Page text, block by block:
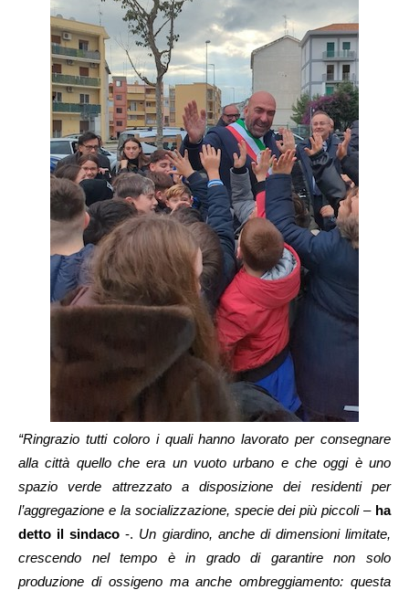
“Ringrazio tutti coloro i quali hanno lavorato per consegnare
alla città quello che era un vuoto urbano e che oggi è uno
spazio verde attrezzato a disposizione dei residenti per
l’aggregazione e la socializzazione, specie dei più piccoli– ha
detto il sindaco -. Un giardino, anche di dimensioni limitate,
crescendo nel tempo è in grado di garantire non solo
produzione di ossigeno ma anche ombreggiamento: questa